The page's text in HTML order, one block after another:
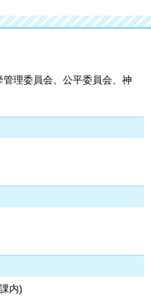
理委員会、公平委員会、神
内)